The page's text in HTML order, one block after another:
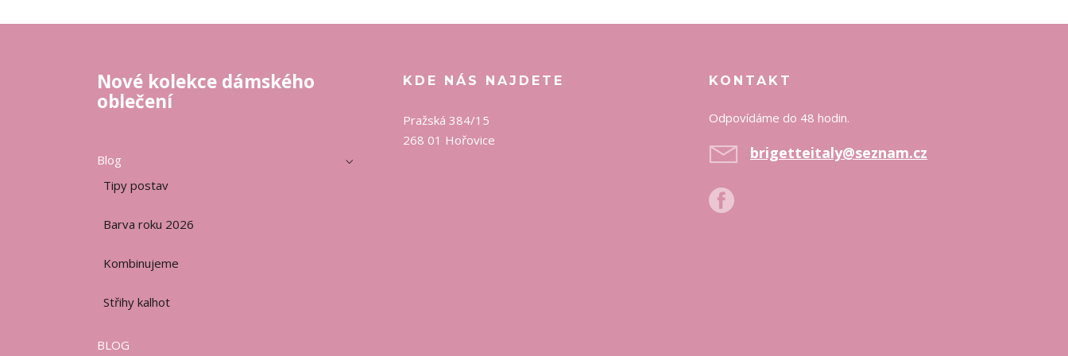
Nové kolekce dámského
oblečení
Blog
Tipy postav
Barva roku 2026
Kombinujeme
Střihy kalhot
BLOG
KDE NÁS NAJDETE
Pražská 384/15
268 01 Hořovice
KONTAKT
Odpovídáme do 48 hodin.
brigetteitaly@seznam.cz